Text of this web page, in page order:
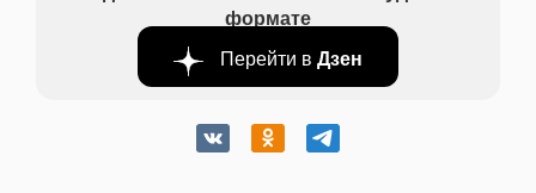
формате
Перейти в Дзен